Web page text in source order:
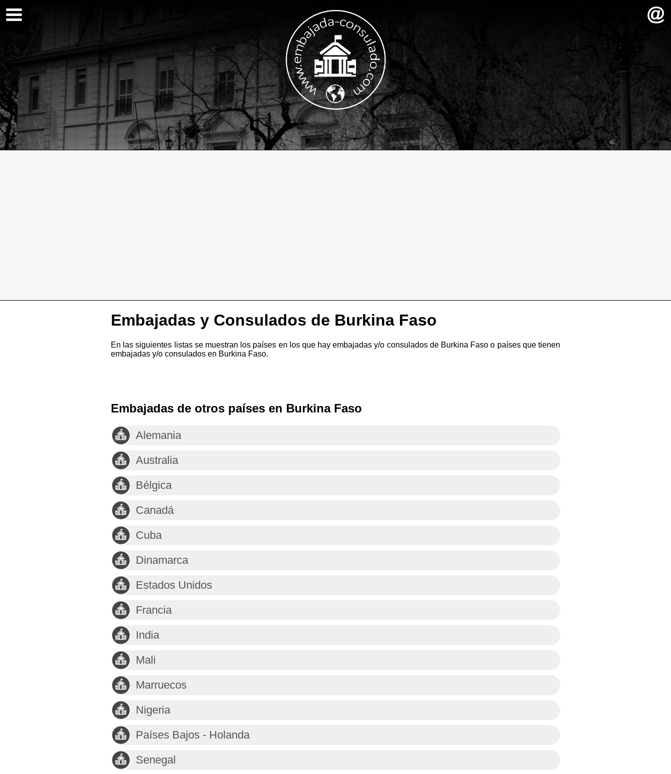
Embajadas y Consulados de Burkina Faso
En las siguientes listas se muestran los países en los que hay embajadas y/o consulados de Burkina Faso o países que tienen
embajadas y/o consulados en Burkina Faso.
Embajadas de otros países en Burkina Faso
Alemania
Australia
Bélgica
Canadá
Cuba
Dinamarca
Estados Unidos
Francia
India
Mali
Marruecos
Nigeria
Países Bajos - Holanda
Senegal